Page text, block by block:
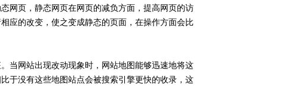
网页，静态网页在网页的减负方面，提高网页的访
应的改变，使之变成静态的页面，在操作方面会比
网站出现改动现象时，网站地图能够迅速地将这
于没有这些地图站点会被搜索引擎更快的收录，这